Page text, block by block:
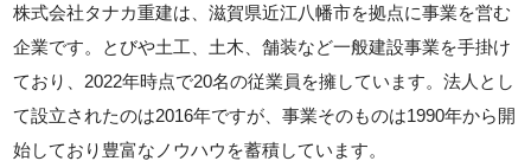
株式会社タナカ重建は、滋賀県近江八幡市を拠点に事業を営む
企業です。とびや土工、土木、舗装など一般建設事業を手掛け
ており、2022年時点で20名の従業員を擁しています。法人とし
て設立されたのは2016年ですが、事業そのものは1990年から開
始しており豊富なノウハウを蓄積しています。